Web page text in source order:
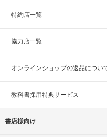
特約店一覧
協力店一覧
オンラインショップの返品につい
教科書採用特典サービス
書店様向け